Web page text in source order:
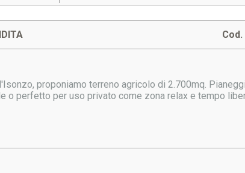
proponiamo terreno agricolo di 2.700mq.
o perfetto per uso privato come zona relax e tempo